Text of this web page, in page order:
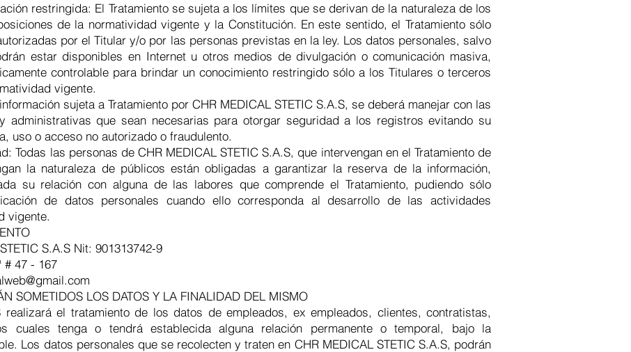
restringida: El Tratamiento se sujeta a los límites que se derivan de la naturaleza de los
de la normatividad vigente y la Constitución. En este sentido, el Tratamiento sólo
por el Titular y/o por las personas previstas en la ley. Los datos personales, salvo
estar disponibles en Internet u otros medios de divulgación o comunicación masiva,
controlable para brindar un conocimiento restringido sólo a los Titulares o terceros
vigente.
sujeta a Tratamiento por CHR MEDICAL STETIC S.A.S, se deberá manejar con las
administrativas que sean necesarias para otorgar seguridad a los registros evitando su
uso o acceso no autorizado o fraudulento.
Todas las personas de CHR MEDICAL STETIC S.A.S, que intervengan en el Tratamiento de
la naturaleza de públicos están obligadas a garantizar la reserva de la información,
su relación con alguna de las labores que comprende el Tratamiento, pudiendo sólo
de datos personales cuando ello corresponda al desarrollo de las actividades
vigente.
S.A.S Nit: 901313742-9
# 47 - 167
SOMETIDOS LOS DATOS Y LA FINALIDAD DEL MISMO
realizará el tratamiento de los datos de empleados, ex empleados, clientes, contratistas,
cuales tenga o tendrá establecida alguna relación permanente o temporal, bajo la
Los datos personales que se recolecten y traten en CHR MEDICAL STETIC S.A.S, podrán